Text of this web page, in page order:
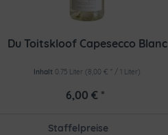
Du Toitskloof Capesecco Blanc
Inhalt 0.75 Liter (8,00 € * / 1 Liter)
6,00 € *
Staffelpreise